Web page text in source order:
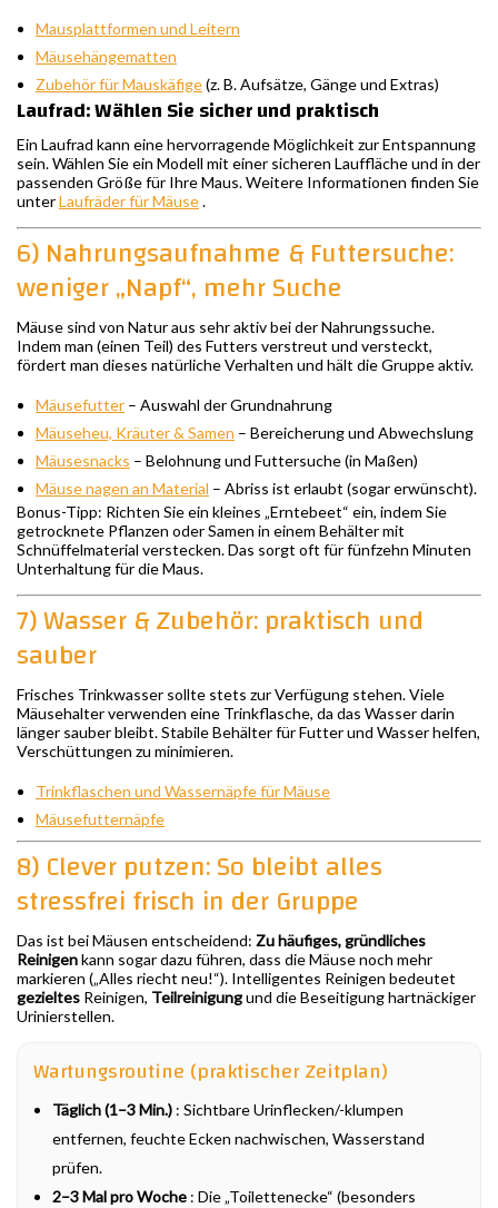
Mausplattformen und Leitern
Mäusehängematten
Zubehör für Mauskäfige(z. B. Aufsätze, Gänge und Extras)
Laufrad: Wählen Sie sicher und praktisch
Ein Laufrad kann eine hervorragende Möglichkeit zur Entspannung
sein. Wählen Sie ein Modell mit einer sicheren Lauffläche und in der
passenden Größe für Ihre Maus. Weitere Informationen finden Sie
unterLaufräder für Mäuse.
6) Nahrungsaufnahme & Futtersuche:
weniger „Napf“, mehr Suche
Mäuse sind von Natur aus sehr aktiv bei der Nahrungssuche.
Indem man (einen Teil) des Futters verstreut und versteckt,
fördert man dieses natürliche Verhalten und hält die Gruppe aktiv.
Mäusefutter – Auswahl der Grundnahrung
Mäuseheu, Kräuter & Samen – Bereicherung und Abwechslung
Mäusesnacks – Belohnung und Futtersuche (in Maßen)
Mäuse nagen an Material – Abriss ist erlaubt (sogar erwünscht).
Bonus-Tipp: Richten Sie ein kleines „Erntebeet“ ein, indem Sie
getrocknete Pflanzen oder Samen in einem Behälter mit
Schnüffelmaterial verstecken. Das sorgt oft für fünfzehn Minuten
Unterhaltung für die Maus.
7) Wasser & Zubehör: praktisch und
sauber
Frisches Trinkwasser sollte stets zur Verfügung stehen. Viele
Mäusehalter verwenden eine Trinkflasche, da das Wasser darin
länger sauber bleibt. Stabile Behälter für Futter und Wasser helfen,
Verschüttungen zu minimieren.
Trinkflaschen und Wassernäpfe für Mäuse
Mäusefutternäpfe
8) Clever putzen: So bleibt alles
stressfrei frisch in der Gruppe
Das ist bei Mäusen entscheidend: Zu häufiges, gründliches
Reinigenkann sogar dazu führen, dass die Mäuse noch mehr
markieren („Alles riecht neu!“). Intelligentes Reinigen bedeutet
gezieltes Reinigen, Teilreinigungund die Beseitigung hartnäckiger
Urinierstellen.
Wartungsroutine (praktischer Zeitplan)
Täglich (1–3 Min.) : Sichtbare Urinflecken/-klumpen
entfernen, feuchte Ecken nachwischen, Wasserstand
prüfen.
2–3 Mal pro Woche : Die „Toilettenecke“ (besonders